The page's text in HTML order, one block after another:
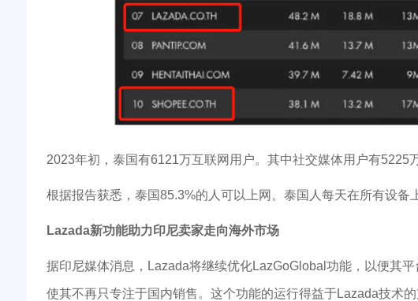
2023年初，泰国有6121万互联网用户。其中社交媒体用户有5225
根据报告获悉，泰国85.3%的人可以上网。泰国人每天在所有设
Lazada新功能助力印尼卖家走向海外市场
据印尼媒体消息，Lazada将继续优化LazGoGlobal功能，以便其
使其不再只专注于国内销售。这个功能的运行得益于Lazada技术